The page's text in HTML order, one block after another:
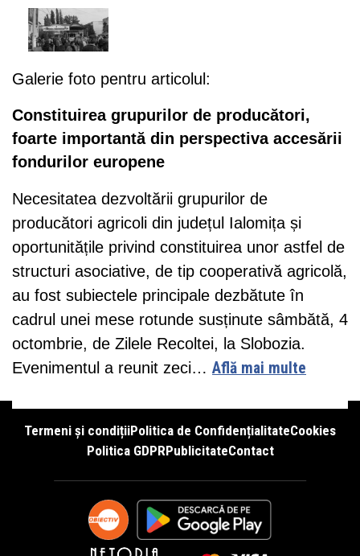
Galerie foto pentru articolul:
Constituirea grupurilor de producători,
foarte importantă din perspectiva accesării
fondurilor europene
Necesitatea dezvoltării grupurilor de
producători agricoli din județul Ialomița și
oportunitățile privind constituirea unor astfel de
structuri asociative, de tip cooperativă agricolă,
au fost subiectele principale dezbătute în
cadrul unei mese rotunde susținute sâmbătă, 4
octombrie, de Zilele Recoltei, la Slobozia.
Evenimentul a reunit zeci… Află mai multe
Termeni și condițiiPolitica de ConfidențialitateCookies
Politica GDPRPublicitateContact